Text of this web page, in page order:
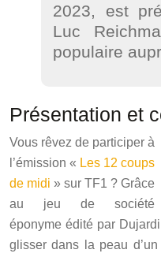
2023, est
Luc
populaire
Présentation et
Vous rêvez de participer à
l’émission « Les 12 coups
de midi » sur TF1 ? Grâce
au jeu de société
éponyme édité par
glisser dans la peau